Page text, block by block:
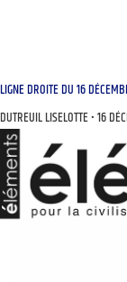
LIGNE DROITE DU 16
DUTREUIL LISELOTTE 16